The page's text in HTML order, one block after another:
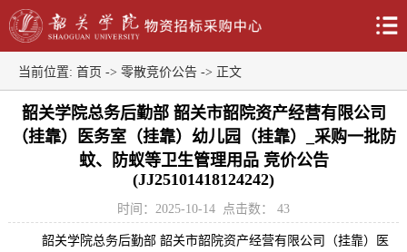
当前位置: 首页 -> 零散竞价公告 -> 正文
韶关学院总务后勤部 韶关市韶院资产经营有限公司
（挂靠）医务室（挂靠）幼儿园（挂靠）_采购一批防
蚊、防蚁等卫生管理用品 竞价公告
(JJ25101418124242)
时间：2025-10-14 点击数： 43
韶关学院总务后勤部 韶关市韶院资产经营有限公司（挂靠）医